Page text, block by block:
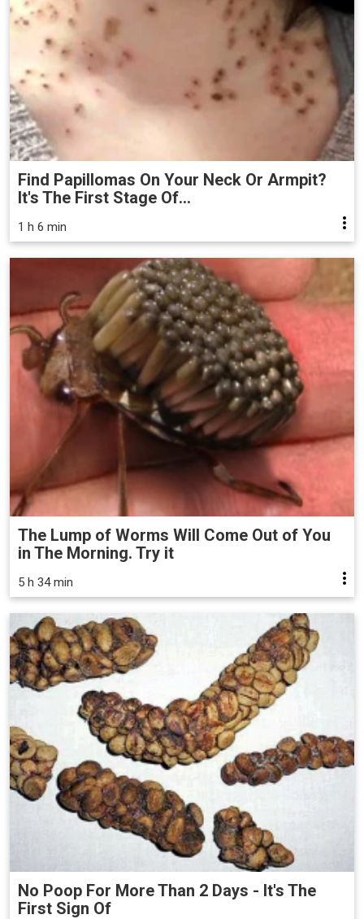
Find Papillomas On Your Neck Or Armpit?
It's The First Stage Of...
1 h 6 min
The Lump of Worms Will Come Out of You
in The Morning. Try it
5 h 34 min
No Poop For More Than 2 Days - It's The
First Sign Of